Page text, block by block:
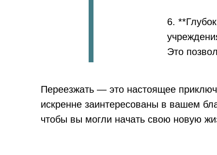
6.
Это
Переезжать — это настоящее
искренне заинтересованы в вашем
чтобы вы могли начать свою новую